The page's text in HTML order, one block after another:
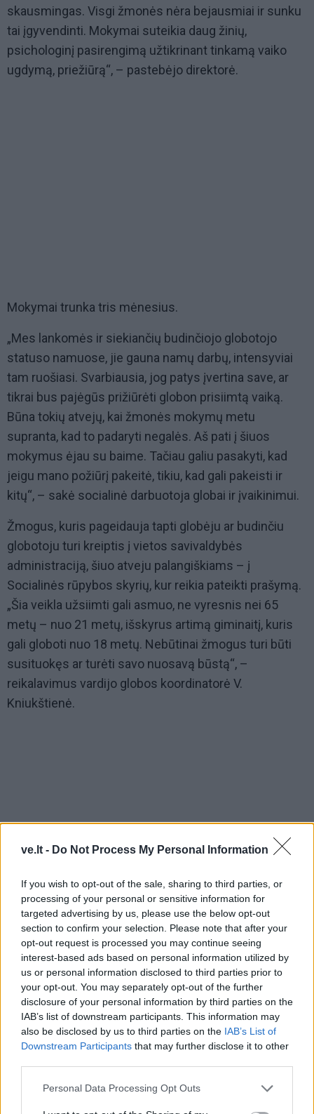
ve.lt - Do Not Process My Personal Information
If you wish to opt-out of the sale, sharing to third parties, or
processing of your personal or sensitive information for
targeted advertising by us, please use the below opt-out
section to confirm your selection. Please note that after your
opt-out request is processed you may continue seeing
interest-based ads based on personal information utilized by
us or personal information disclosed to third parties prior to
your opt-out. You may separately opt-out of the further
disclosure of your personal information by third parties on the
IAB’s list of downstream participants. This information may
also be disclosed by us to third parties on the IAB’s List of
Downstream Participants that may further disclose it to other
Personal Data Processing Opt Outs
skausmingas. Visgi žmonės nėra bejausmiai ir sunku
tai įgyvendinti. Mokymai suteikia daug žinių,
psichologinį pasirengimą užtikrinant tinkamą vaiko
ugdymą, priežiūrą“, – pastebėjo direktorė.
Mokymai trunka tris mėnesius.
„Mes lankomės ir siekiančių budinčiojo globotojo
statuso namuose, jie gauna namų darbų, intensyviai
tam ruošiasi. Svarbiausia, jog patys įvertina save, ar
tikrai bus pajėgūs prižiūrėti globon prisiimtą vaiką.
Būna tokių atvejų, kai žmonės mokymų metu
supranta, kad to padaryti negalės. Aš pati į šiuos
mokymus ėjau su baime. Tačiau galiu pasakyti, kad
jeigu mano požiūrį pakeitė, tikiu, kad gali pakeisti ir
kitų“, – sakė socialinė darbuotoja globai ir įvaikinimui.
Žmogus, kuris pageidauja tapti globėju ar budinčiu
globotoju turi kreiptis į vietos savivaldybės
administraciją, šiuo atveju palangiškiams – į
Socialinės rūpybos skyrių, kur reikia pateikti prašymą.
„Šia veikla užsiimti gali asmuo, ne vyresnis nei 65
metų – nuo 21 metų, išskyrus artimą giminaitį, kuris
gali globoti nuo 18 metų. Nebūtinai žmogus turi būti
susituokęs ar turėti savo nuosavą būstą“, –
reikalavimus vardijo globos koordinatorė V.
Kniukštienė.
Budinčiam globotojui suteikiama atokvėpio paslauga
30 dienų per metus, nuolatinė Globos centro
specialistų pagalba, konsultavimo, tarpininkavimo
paslaugos, informavimas.
Dalinamasi gerąja patirtimi
„Džiugu, jog šalyje budinčio globotojo sąvoka jau
tampa nebe tokia svetima, pavyzdžiui, praėjusią
savaitę kalbėjomės su Skuodo socialinių paslaugų
centro darbuotojais, kurie bendradarbiauja su dviem